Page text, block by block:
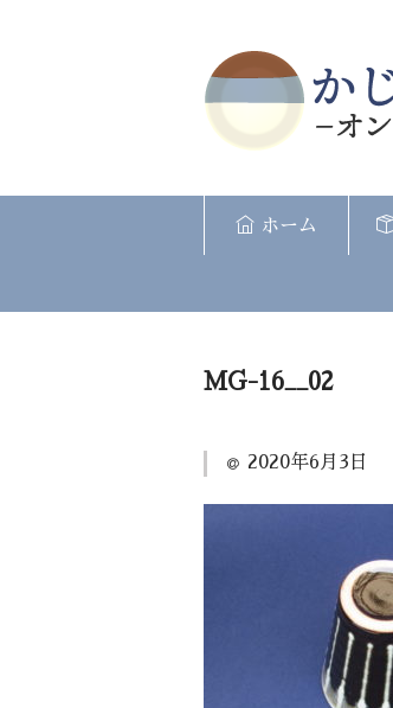
ホーム
MG-16__02
2020年6月3日